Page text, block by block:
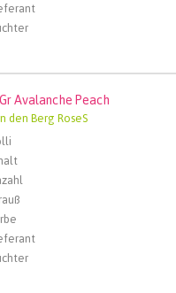
Avalanche Peach
den Berg RoseS